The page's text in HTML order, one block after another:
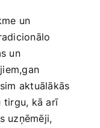
un
un
aktuālākās
tirgu, kā arī‌
uzņēmēji,